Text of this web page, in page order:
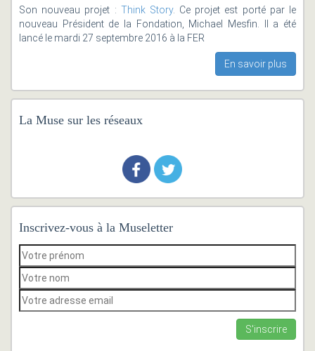
Son nouveau projet : Think Story. Ce projet est porté par le
nouveau Président de la Fondation, Michael Mesfin. Il a été
lancé le mardi 27 septembre 2016 à la FER
En savoir plus
La Muse sur les réseaux
Inscrivez-vous à la Museletter